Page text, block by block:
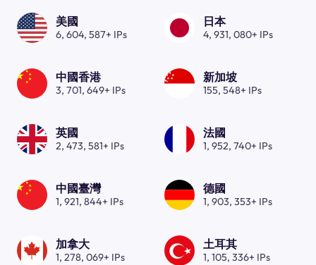
美國
6, 604, 587+ IPs
日本
4, 931, 080+ IPs
中國香港
3, 701, 649+ IPs
新加坡
155, 548+ IPs
英國
2, 473, 581+ IPs
法國
1, 952, 740+ IPs
中國臺灣
1, 921, 844+ IPs
德國
1, 903, 353+ IPs
加拿大
1, 278, 069+ IPs
土耳其
1, 105, 336+ IPs